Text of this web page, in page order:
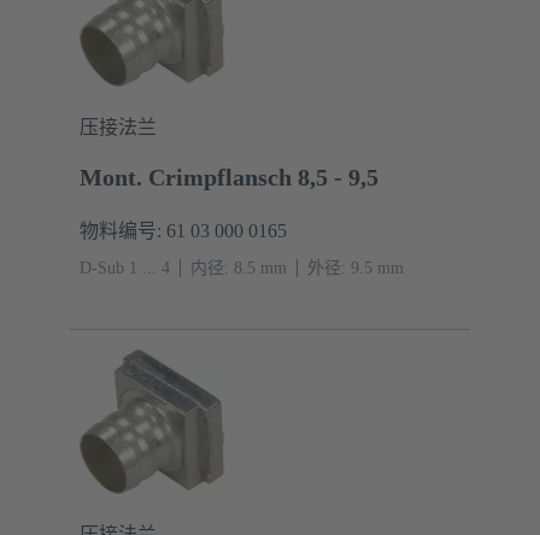
压接法兰
Mont. Crimpflansch 8,5 - 9,5
物料编号: 61 03 000 0165
D-Sub 1 ... 4 内径: 8.5 mm 外径: ‌9.5 mm